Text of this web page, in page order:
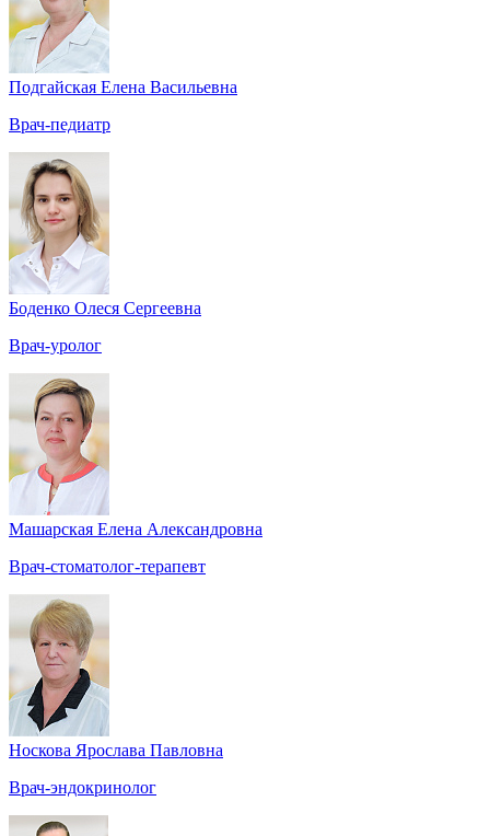
Подгайская Елена Васильевна
Врач-педиатр
Боденко Олеся Сергеевна
Врач-уролог
Машарская Елена Александровна
Врач-стоматолог-терапевт
Носкова Ярослава Павловна
Врач-эндокринолог